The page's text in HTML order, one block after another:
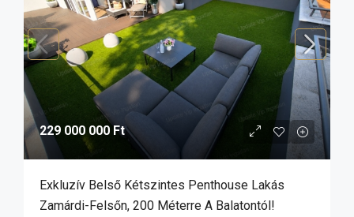
229 000 000 Ft
Exkluzív Belső Kétszintes Penthouse Lakás
Zamárdi-Felsőn, 200 Méterre A Balatontól!